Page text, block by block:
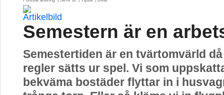
Semestern är en
Semestertiden är en tvärtomvärld
regler sätts ur spel. Vi som
bekväma bostäder flyttar in i